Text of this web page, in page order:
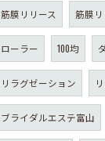
筋膜リリース 筋膜
ローラー 100均
リラグゼーション
ブライダルエステ富山